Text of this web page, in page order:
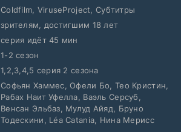
Coldfilm, ViruseProject, Субтитры
зрителям, достигшим 18 лет
серия идёт 45 мин
1-2 сезон
1,2,3,4,5 серия 2 сезона
Софьян Хаммес, Офели Бо, Тео Кристин,
Рабах Наит Уфелла, Ваэль Серсуб,
Венсан Эльбаз, Мулуд Айяд, Бруно
Тодескини, Léa Catania, Нина Мерисс